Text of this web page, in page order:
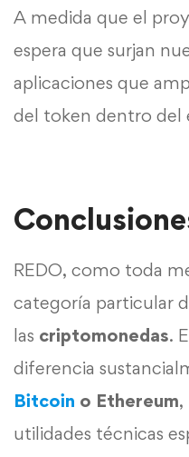
A medida que el
espera que surjan
aplicaciones que
del token dentro del
REDO, como toda
categoría particular
las criptomonedas.
diferencia
Bitcoin o Ethereum,
utilidades técnicas